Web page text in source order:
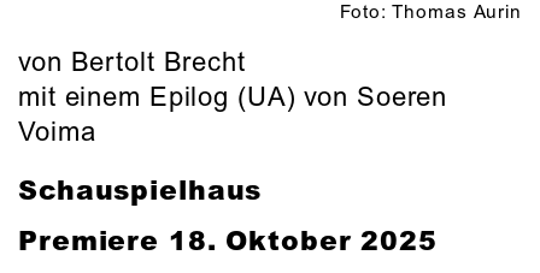
Foto: Thomas Aurin
von Bertolt Brecht
mit einem Epilog (UA) von Soeren
Voima
Schauspielhaus
Premiere 18. Oktober 2025